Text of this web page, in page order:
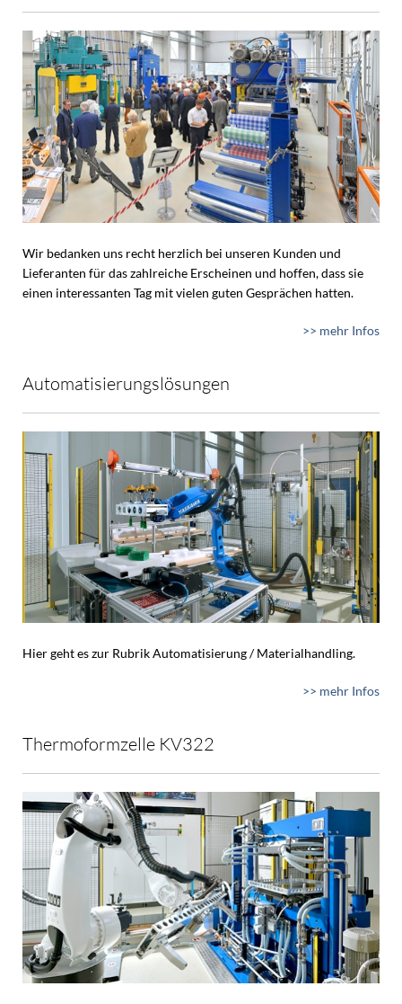
Wir bedanken uns recht herzlich bei unseren Kunden und
Lieferanten für das zahlreiche Erscheinen und hoffen, dass sie
einen interessanten Tag mit vielen guten Gesprächen hatten.
>> mehr Infos
Automatisierungslösungen
Hier geht es zur Rubrik Automatisierung / Materialhandling.
>> mehr Infos
Thermoformzelle KV322